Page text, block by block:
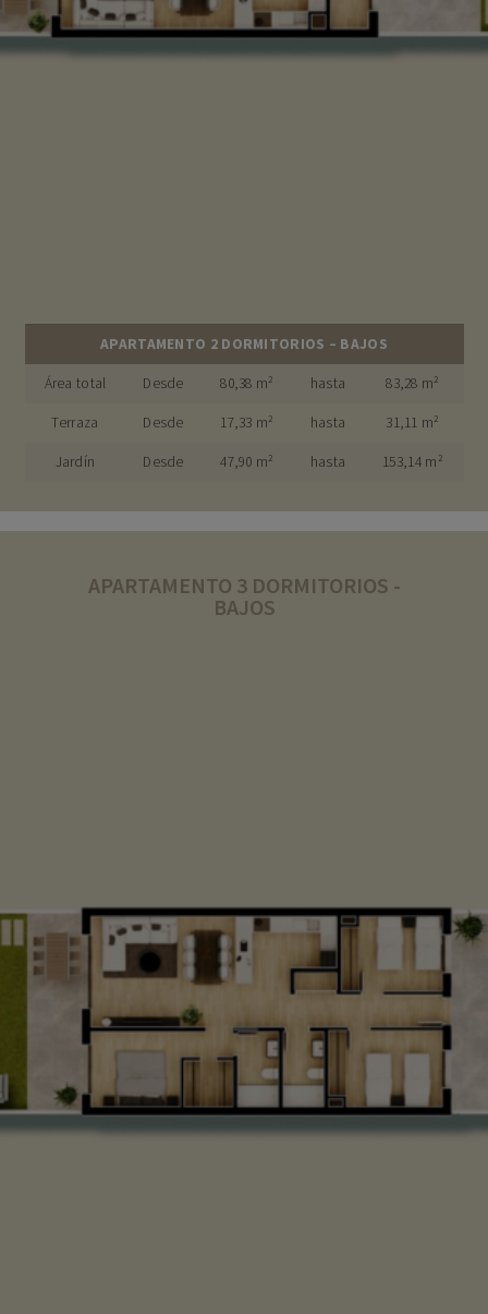
APARTAMENTO 2 DORMITORIOS – BAJOS
Área total Desde 80,38 m² hasta 83,28 m²
Terraza Desde 17,33 m² hasta 31,11 m²
Jardín Desde 47,90 m² hasta 153,14 m²
APARTAMENTO 3 DORMITORIOS -
BAJOS